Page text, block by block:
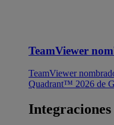
TeamViewer
TeamViewer
Quadrant™ 2026 de
Integraciones